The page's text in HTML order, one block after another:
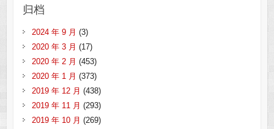
归档
2024 年 9 月 (3)
2020 年 3 月 (17)
2020 年 2 月 (453)
2020 年 1 月 (373)
2019 年 12 月 (438)
2019 年 11 月 (293)
2019 年 10 月 (269)